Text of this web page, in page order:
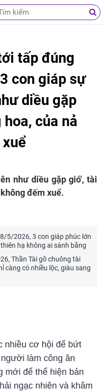
tấp đúng
con giáp sự
diều gặp
của nả
như diều gặp gió', tài
đếm xuể.
5/2026, 3 con giáp phúc lớn
hạ không ai sánh bằng
Thần Tài gõ chuông tài
càng có nhiều lộc, giàu sang
nhiều cơ hội để bứt
làm công ăn
mới để thể hiện bản
ngạc nhiên và khâm